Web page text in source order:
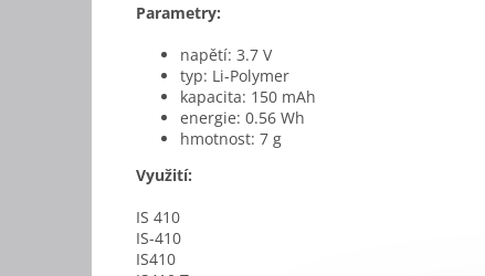
Parametry:
napětí: 3.7 V
typ: Li-Polymer
kapacita: 150 mAh
energie: 0.56 Wh
hmotnost: 7 g
Využití:
IS 410
IS-410
IS410